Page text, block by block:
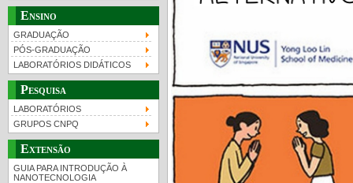
Ensino
GRADUAÇÃO
PÓS-GRADUAÇÃO
LABORATÓRIOS DIDÁTICOS
Pesquisa
LABORATÓRIOS
GRUPOS CNPQ
Extensão
GUIA PARA INTRODUÇÃO À
NANOTECNOLOGIA